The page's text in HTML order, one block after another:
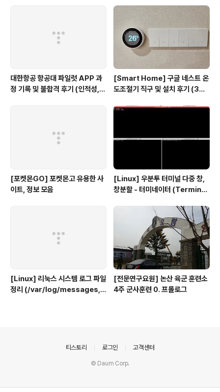
servicepack)
대한항공 항공대 파일럿 APP 과
정 기록 및 불합격 후기 (인적성,
[Smart Home] 구글 네스트 온
도조절기 직구 및 설치 후기 (3세
[포켓몬GO] 포켓몬고 유용한 사
이트, 정보 모음
[Linux] 우분투 터미널 다중 창,
창분할 - 터미네이터 (Terminat
[Linux] 리눅스 시스템 로그 파일
정리 (/var/log/messages, s
[전문연구요원] 논산 육군 훈련소
4주 군사훈련 0. 프롤로그
티스토리 로그인 고객센터
© Daum Corp.